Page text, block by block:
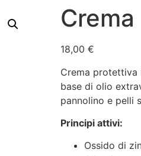
Crema
18,00 €
Crema protettiva
base di olio
pannolino e pelli
Principi attivi:
Ossido di